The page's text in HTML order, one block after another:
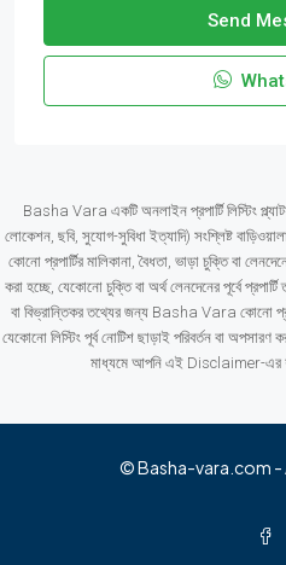
Send
Basha Vara একটি অনলাইন প্রপার্টি লিস্টিং
লোকেশন, ছবি, সুযোগ-সুবিধা ইত্যাদি) সংশ্লিষ্ট
কোনো প্রপার্টির মালিকানা, বৈধতা, ভাড়া চুক্তি বা
করা হচ্ছে, যেকোনো চুক্তি বা অর্থ লেনদেনের পূর্বে
বা বিভ্রান্তিকর তথ্যের জন্য Basha Vara কোনো
যেকোনো লিস্টিং পূর্ব নোটিশ ছাড়াই পরিবর্তন বা অপসারণ
মাধ্যমে আপনি এই Disclaimer-এর
© Basha-vara.com -